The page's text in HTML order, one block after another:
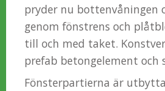
pryder nu bottenvåningen
genom fönstrens och
till och med taket.
prefab betongelement och
Fönsterpartierna är